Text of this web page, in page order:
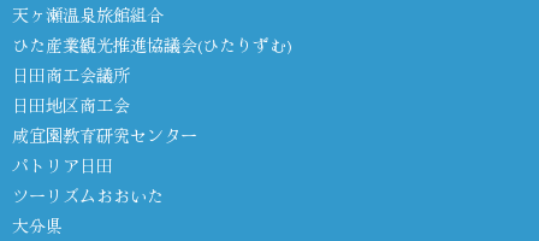
天ヶ瀬温泉旅館組合
ひた産業観光推進協議会(ひたりずむ)
日田商工会議所
日田地区商工会
咸宜園教育研究センター
パトリア日田
ツーリズムおおいた
大分県